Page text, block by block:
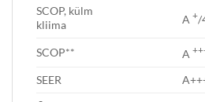
SCOP, külm
kliima
A+/
SCOP** A
SEER